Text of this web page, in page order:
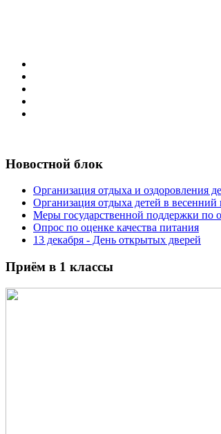
Новостной блок
Организация отдыха и оздоровления
Организация отдыха детей в
Меры государственной поддержки по
Опрос по оценке качества питания
13 декабря - День открытых дверей
Приём в 1 классы